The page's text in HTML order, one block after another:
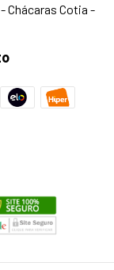
Chácaras Cotia -